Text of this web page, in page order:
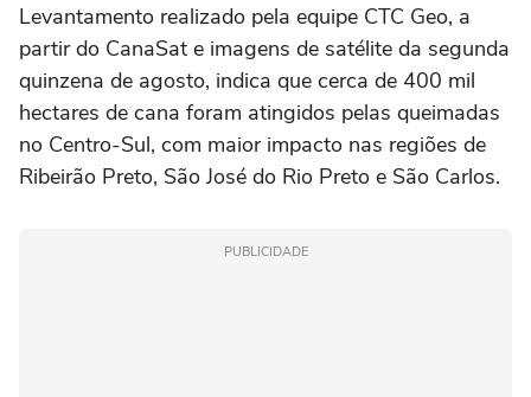
Levantamento realizado pela equipe CTC Geo, a
partir do CanaSat e imagens de satélite da segunda
quinzena de agosto, indica que cerca de 400 mil
hectares de cana foram atingidos pelas queimadas
no Centro-Sul, com maior impacto nas regiões de
Ribeirão Preto, São José do Rio Preto e São Carlos.
PUBLICIDADE